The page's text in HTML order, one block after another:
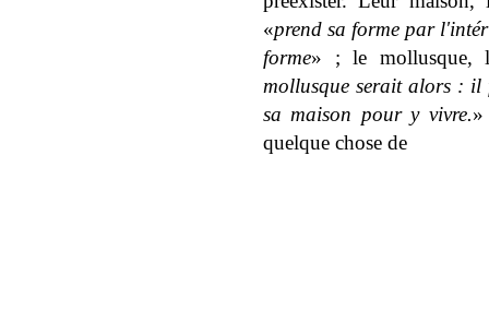
«prend sa forme par
forme» ; le mollusque,
mollusque serait alors :
sa maison pour y vivre.
quelque chose de